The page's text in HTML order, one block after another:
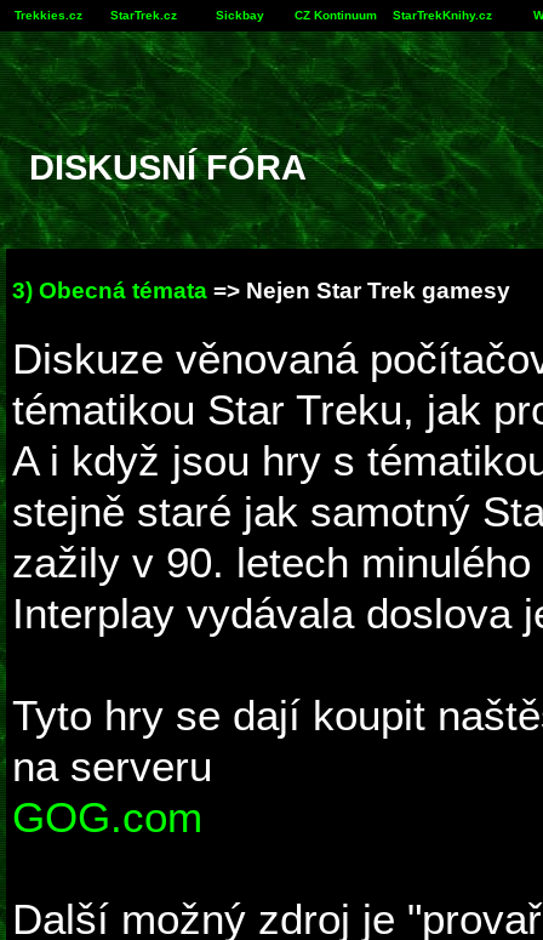
Trekkies.cz StarTrek.cz Sickbay CZ Kontinuum StarTrekKnihy.cz
DISKUSNÍ FÓRA
3) Obecná témata => Nejen Star Trek gamesy
Diskuze věnovaná
tématikou Star Treku, jak
A i když jsou hry s
stejně staré jak samotný
zažily v 90. letech
Interplay vydávala doslova
Tyto hry se dají koupit
na serveru
GOG.com
Další možný zdroj je